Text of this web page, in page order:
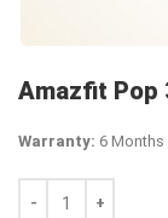
Amazfit Pop
Warranty: 6 Months